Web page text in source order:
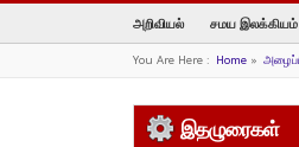
அறிவியல் சமய இலக்கியம்
You Are Here : Home»
இதழுரைகள்